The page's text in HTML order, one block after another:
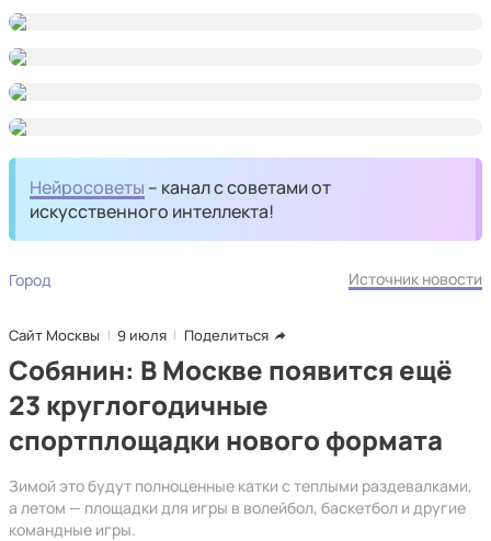
Нейросоветы – канал с советами от
искусственного интеллекта!
Город Источник новости
Сайт Москвы 9 июля Поделиться
Собянин: В Москве появится ещё
23 круглогодичные
спортплощадки нового формата
Зимой это будут полноценные катки с теплыми раздевалками,
а летом — площадки для игры в волейбол, баскетбол и другие
командные игры.